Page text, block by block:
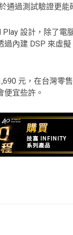
通過測試驗證更能
設計，除了
過內建 DSP 來虛擬
元，在台灣零
便宜些許。